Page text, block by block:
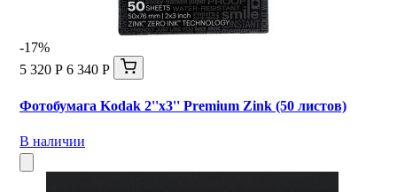
-17%
5 320 Р 6 340 Р
Фотобумага Kodak 2''x3'' Premium Zink (50 листов)
В наличии